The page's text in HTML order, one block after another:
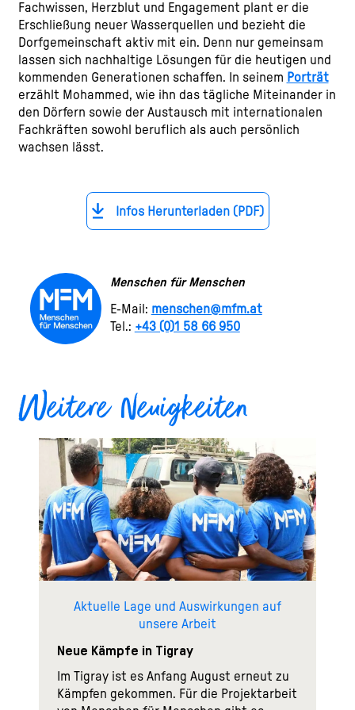
Fachwissen, Herzblut und Engagement plant er die
Erschließung neuer Wasserquellen und bezieht die
Dorfgemeinschaft aktiv mit ein. Denn nur gemeinsam
lassen sich nachhaltige Lösungen für die heutigen und
kommenden Generationen schaffen. In seinem Porträt
erzählt Mohammed, wie ihn das tägliche Miteinander in
den Dörfern sowie der Austausch mit internationalen
Fachkräften sowohl beruflich als auch persönlich
wachsen lässt.
Infos Herunterladen (PDF)
Menschen für Menschen
E-Mail: menschen@mfm.at
Tel.: +43 (0)1 58 66 950
Weitere Neuigkeiten
Aktuelle Lage und Auswirkungen auf
unsere Arbeit
Neue Kämpfe in Tigray
Im Tigray ist es Anfang August erneut zu
Kämpfen gekommen. Für die Projektarbeit